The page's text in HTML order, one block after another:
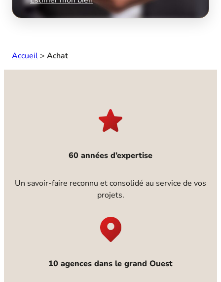
Accueil > Achat
60 années d’expertise
Un savoir-faire reconnu et consolidé au service de vos
projets.
10 agences dans le grand Ouest